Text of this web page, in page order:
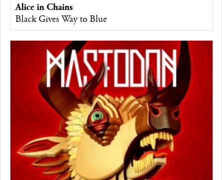
Alice in Chains
Black Gives Way to Blue